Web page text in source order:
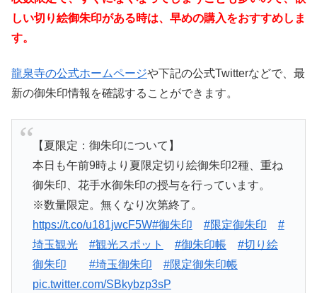
しい切り絵御朱印がある時は、早めの購入をおすすめしま
す。
龍泉寺の公式ホームページや下記の公式Twitterなどで、最
新の御朱印情報を確認することができます。
【夏限定：御朱印について】
本日も午前9時より夏限定切り絵御朱印2種、重ね
御朱印、花手水御朱印の授与を行っています。
※数量限定。無くなり次第終了。
https://t.co/u181jwcF5W#御朱印 #限定御朱印
#
埼玉観光
#観光スポット #御朱印帳
#切り絵
御朱印
#埼玉御朱印
#限定御朱印帳
pic.twitter.com/SBkybzp3sP